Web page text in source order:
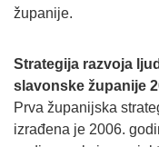
županije.
Strategija razvoja
slavonske županije
Prva županijska
izrađena je 2006.